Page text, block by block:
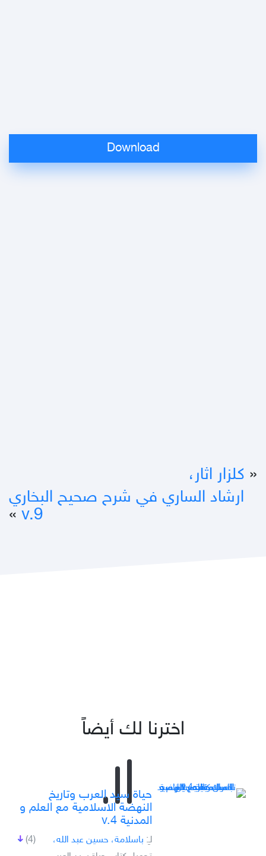
« كلزار اثار،
ارشاد الساري في شرح صحيح البخاري
v.9
»
اخترنا لك أيضاً
حياة سيد العرب وتاريخ
النهضة الاسلامية مع العلم و
المدنية v.4
(4) لـِ: باسلامة، حسين عبد الله،